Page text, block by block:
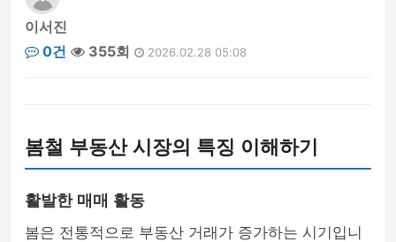
이서진
0건
355회 2026.02.28 05:08
봄철 부동산 시장의 특징 이해하기
활발한 매매 활동
봄은 전통적으로 부동산 거래가 증가하는 시기입니